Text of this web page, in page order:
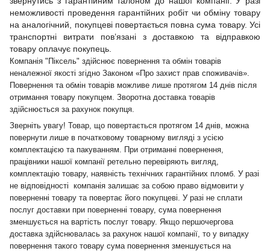
неможливості проведення гарантійних робіт чи обміну товару
на аналогічний, покупцеві повертається повна сума товару. Усі
транспортні витрати пов’язані з доставкою та відправкою
товару оплачує покупець.
Компанія "Піксель" здійснює повернення та обмін товарів
неналежної якості згідно Законом «Про захист прав споживачів».
Повернення та обмін товарів можливе лише протягом 14 днів після
отримання товару покупцем. Зворотна доставка товарів
здійснюється за рахунок покупця.
Зверніть увагу! Товар, що повертається протягом 14 днів, можна
повернути лише в початковому товарному вигляді з усією
комплектацією та пакуванням. При отриманні повернення,
працівники нашої компанії ретельно перевіряють вигляд,
комплектацію товару, наявність технічних гарантійних пломб. У разі
не відповідності компанія залишає за собою право відмовити у
поверненні товару та повертає його покупцеві. У разі не сплати
послуг доставки при поверненні товару, сума повернення
зменшується на вартість послуг товару. Якщо першочергова
доставка здійснювалась за рахунок нашої компанії, то у випадку
повернення такого товару сума повернення зменшується на